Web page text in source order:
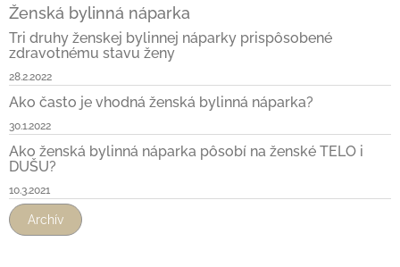
Ženská bylinná náparka
Tri druhy ženskej bylinnej náparky prispôsobené
zdravotnému stavu ženy
28.2.2022
Ako často je vhodná ženská bylinná náparka?
30.1.2022
Ako ženská bylinná náparka pôsobí na ženské TELO i
DUŠU?
10.3.2021
Archív